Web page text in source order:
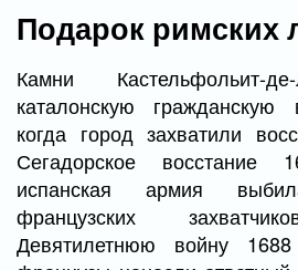
Подарок римских
Камни Кастельфольит-
каталонскую
когда город захватили
Сегадорское восстание
испанская армия
французских
Девятилетнюю войну